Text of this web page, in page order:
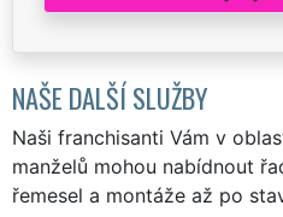
NAŠE DALŠÍ SLUŽBY
Naši franchisanti Vám v
manželů mohou nabídnout
řemesel a montáže až po